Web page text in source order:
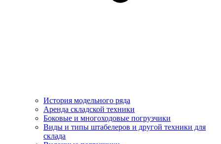
История модельного ряда
Аренда складской техники
Боковые и многоходовые погрузчики
Виды и типы штабелеров и другой техники для
склада